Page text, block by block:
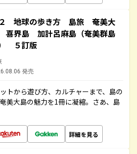
地球の歩き方 島旅 奄美大
界島 加計呂麻島（奄美群島
５訂版
発売
トから遊び方、カルチャーまで、島の
美大島の魅力を1冊に凝縮。さあ、島
詳細を見る